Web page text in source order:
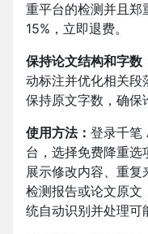
重平台的检测并且郑
15%，立即退费。
保持论文结构和字数
动标注并优化相关段
保持原文字数，确保
使用方法： 登录千笔
台，选择免费降重选
展示修改内容、重复
检测报告或论文原文
统自动识别并处理可